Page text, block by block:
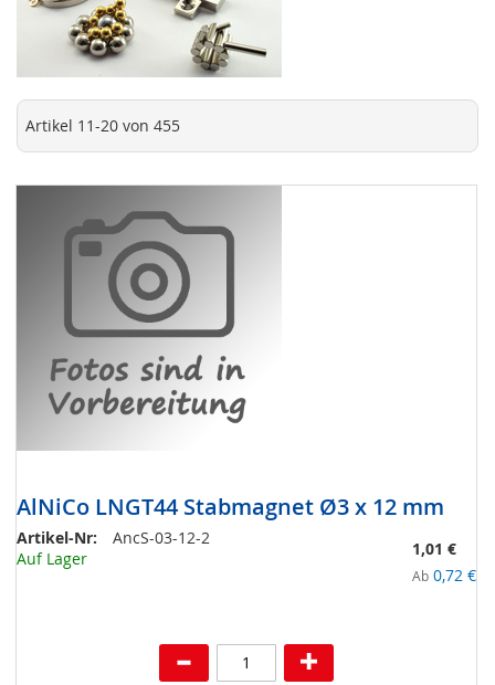
Artikel 11-20 von 455
AlNiCo LNGT44 Stabmagnet Ø3 x 12 mm
Artikel-Nr:
AncS-03-12-2
Auf Lager
1,01 €
Ab 0,72 €